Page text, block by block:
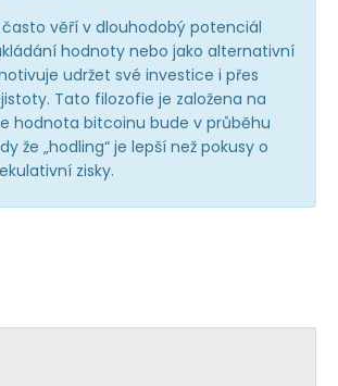
věří v dlouhodobý potenciál
hodnoty nebo jako alternativní
udržet své investice i přes
Tato filozofie je založena na
hodnota bitcoinu bude v průběhu
že „hodling“ je lepší než pokusy o
zisky.